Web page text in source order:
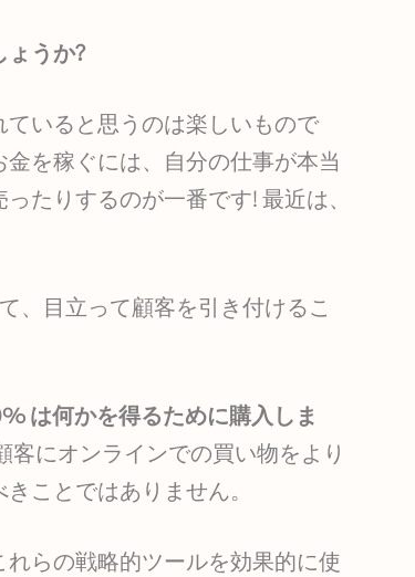
ょうか?
いると思うのは楽しいもので
を稼ぐには、自分の仕事が本当
たりするのが一番です! 最近は、
、目立って顧客を引き付けるこ
は何かを得るために購入しま
にオンラインでの買い物をより
ことではありません。
らの戦略的ツールを効果的に使